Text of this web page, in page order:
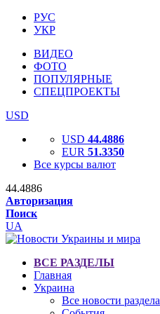
РУС
УКР
ВИДЕО
ФОТО
ПОПУЛЯРНЫЕ
СПЕЦПРОЕКТЫ
USD
USD 44.4886
EUR 51.3350
Все курсы валют
44.4886
Авторизация
Поиск
UA
ВСЕ РАЗДЕЛЫ
Главная
Украина
Все новости раздела